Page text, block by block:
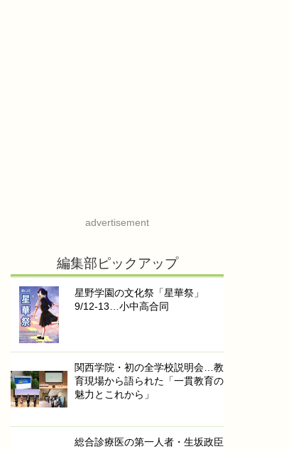
advertisement
編集部ピックアップ
星野学園の文化祭「星華祭」
9/12-13…小中高合同
関西学院・初の全学校説明会…教
育現場から語られた「一貫教育の
魅力とこれから」
総合診療医の第一人者・生坂政臣